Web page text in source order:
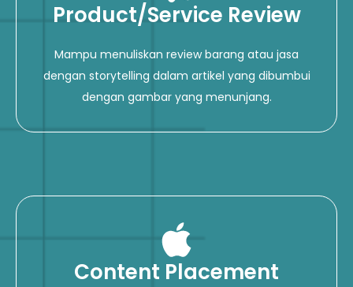
Product/Service Review
Mampu menuliskan review barang atau jasa
dengan storytelling dalam artikel yang dibumbui
dengan gambar yang menunjang.
Content Placement